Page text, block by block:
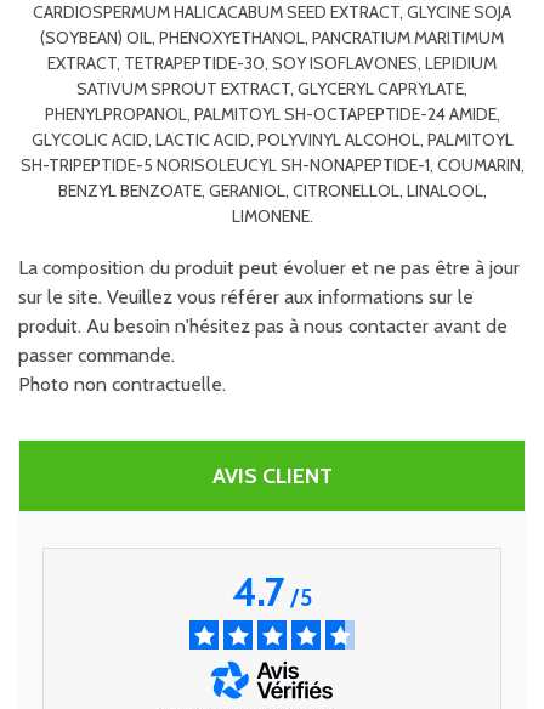
CARDIOSPERMUM HALICACABUM SEED EXTRACT, GLYCINE SOJA
(SOYBEAN) OIL, PHENOXYETHANOL, PANCRATIUM MARITIMUM
EXTRACT, TETRAPEPTIDE-30, SOY ISOFLAVONES, LEPIDIUM
SATIVUM SPROUT EXTRACT, GLYCERYL CAPRYLATE,
PHENYLPROPANOL, PALMITOYL SH-OCTAPEPTIDE-24 AMIDE,
GLYCOLIC ACID, LACTIC ACID, POLYVINYL ALCOHOL, PALMITOYL
SH-TRIPEPTIDE-5 NORISOLEUCYL SH-NONAPEPTIDE-1, COUMARIN,
BENZYL BENZOATE, GERANIOL, CITRONELLOL, LINALOOL,
LIMONENE.
La composition du produit peut évoluer et ne pas être à jour
sur le site. Veuillez vous référer aux informations sur le
produit. Au besoin n'hésitez pas à nous contacter avant de
passer commande.
Photo non contractuelle.
AVIS CLIENT
4.7/5